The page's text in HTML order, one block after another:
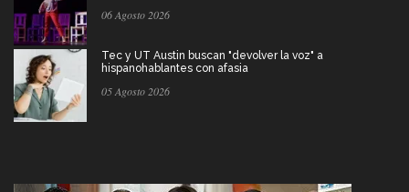
06 Agosto 2026
Tec y UT Austin buscan "devolver la voz" a
hispanohablantes con afasia
05 Agosto 2026